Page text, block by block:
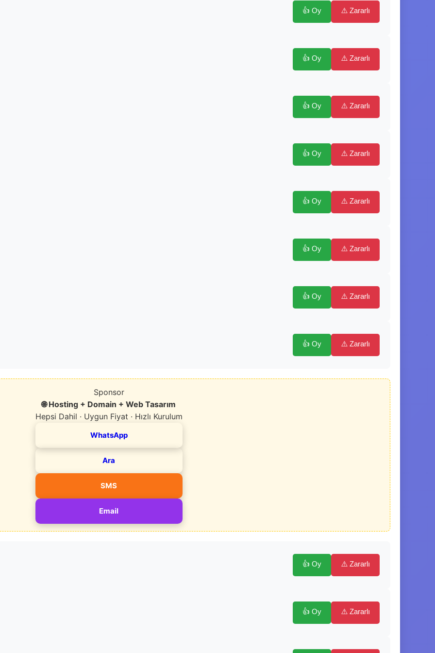
👍 Oy ⚠️ Zararlı
👍 Oy ⚠️ Zararlı
👍 Oy ⚠️ Zararlı
👍 Oy ⚠️ Zararlı
👍 Oy ⚠️ Zararlı
👍 Oy ⚠️ Zararlı
👍 Oy ⚠️ Zararlı
👍 Oy ⚠️ Zararlı
Sponsor
🌐 Hosting + Domain + Web Tasarım
Hepsi Dahil · Uygun Fiyat · Hızlı Kurulum
WhatsApp
Ara
SMS
Email
👍 Oy ⚠️ Zararlı
👍 Oy ⚠️ Zararlı